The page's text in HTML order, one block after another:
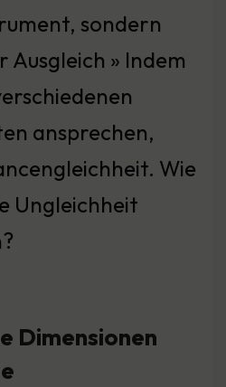
sondern
Ausgleich » Indem
ansprechen,
Wie
Ungleichheit
Dimensionen